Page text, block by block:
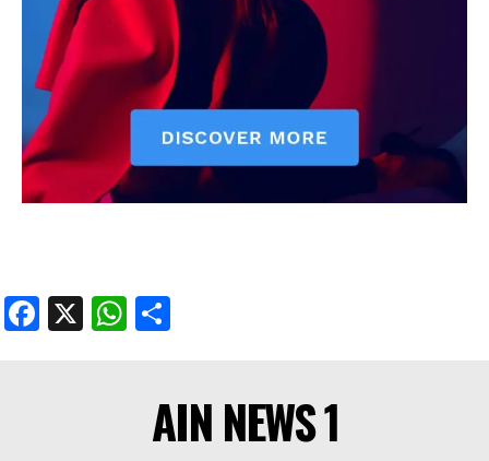
Facebook
X WhatsApp
AIN NEWS 1